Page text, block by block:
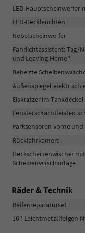
LED-Hauptscheinwerfer
LED-Heckleuchten
Nebelscheinwerfer
Fahrlichtassistent: Tag/
und Leaving-Home"
Beheizte
Außenspiegel elektrisch
Eiskratzer im Tankdeckel
Fensterschachtleisten
Parksensoren vorne
Rückfahrkamera
Heckscheibenwischer
Scheibenwaschanlage
Räder & Technik
Reifenreparaturset
16"-Leichtmetallfelgen